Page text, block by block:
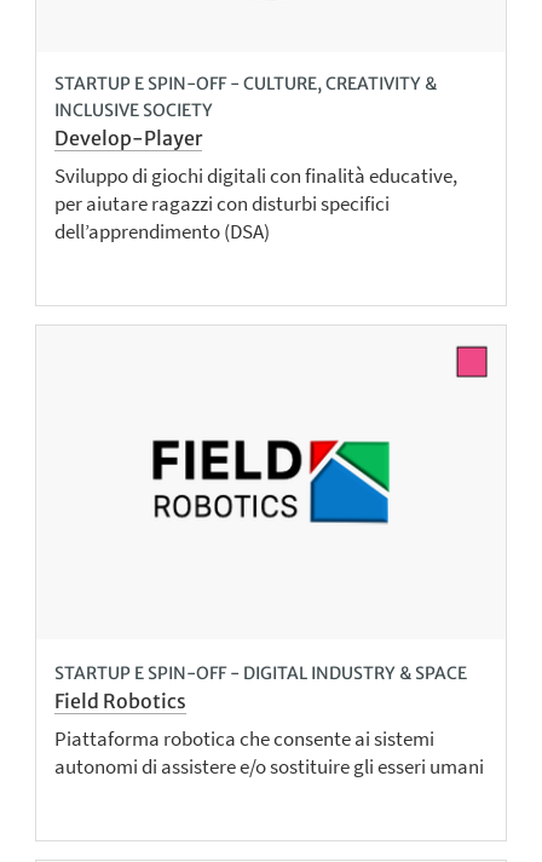
STARTUP E SPIN-OFF - CULTURE, CREATIVITY &
INCLUSIVE SOCIETY
Develop-Player
Sviluppo di giochi digitali con finalità educative,
per aiutare ragazzi con disturbi specifici
dell’apprendimento (DSA)
STARTUP E SPIN-OFF - DIGITAL INDUSTRY & SPACE
Field Robotics
Piattaforma robotica che consente ai sistemi
autonomi di assistere e/o sostituire gli esseri umani